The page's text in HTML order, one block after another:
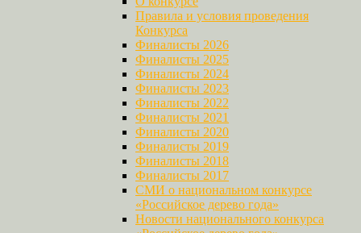
Правила и условия проведения
Конкурса
Финалисты 2026
Финалисты 2025
Финалисты 2024
Финалисты 2023
Финалисты 2022
Финалисты 2021
Финалисты 2020
Финалисты 2019
Финалисты 2018
Финалисты 2017
СМИ о национальном конкурсе
«Российское дерево года»
Новости национального конкурса